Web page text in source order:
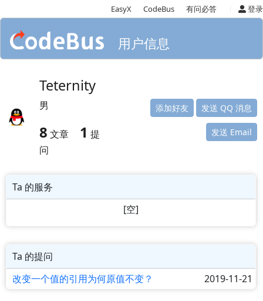
EasyX CodeBus 有问必答 登录
用户信息
Teternity
男
8 文章 1 提
问
添加好友 发送 QQ 消息
发送 Email
Ta 的服务
[空]
Ta 的提问
改变一个值的引用为何原值不变？
2019-11-21